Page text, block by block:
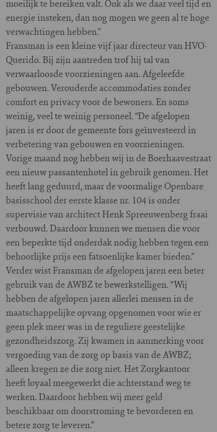
moeilijk te bereiken valt. Ook als we daar veel tijd en
energie insteken, dan nog mogen we geen al te hoge
verwachtingen hebben.”
Fransman is een kleine vijf jaar directeur van HVO-
Querido. Bij zijn aantreden trof hij tal van
verwaarloosde voorzieningen aan. Afgeleefde
gebouwen. Verouderde accommodaties zonder
comfort en privacy voor de bewoners. En soms
weinig, veel te weinig personeel. “De afgelopen
jaren is er door de gemeente fors geïnvesteerd in
verbetering van gebouwen en voorzieningen.
Vorige maand nog hebben wij in de Boerhaavestraat
een nieuw passantenhotel in gebruik genomen. Het
heeft lang geduurd, maar de voormalige Openbare
basisschool der eerste klasse nr. 104 is onder
supervisie van architect Henk Spreeuwenberg fraai
verbouwd. Daardoor kunnen we mensen die voor
een beperkte tijd onderdak nodig hebben tegen een
behoorlijke prijs een fatsoenlijke kamer bieden.”
Verder wist Fransman de afgelopen jaren een beter
gebruik van de AWBZ te bewerkstelligen. “Wij
hebben de afgelopen jaren allerlei mensen in de
maatschappelijke opvang opgenomen voor wie er
geen plek meer was in de reguliere geestelijke
gezondheidszorg. Zij kwamen in aanmerking voor
vergoeding van de zorg op basis van de AWBZ;
alleen kregen ze die zorg niet. Het Zorgkantoor
heeft loyaal meegewerkt die achterstand weg te
werken. Daardoor hebben wij meer geld
beschikbaar om doorstroming te bevorderen en
betere zorg te leveren.”